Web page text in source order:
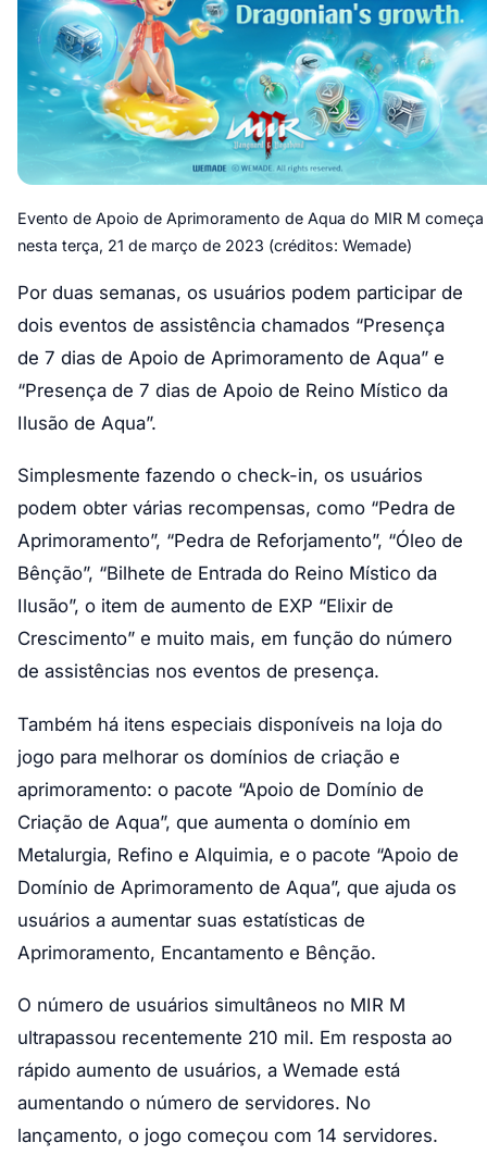
Evento de Apoio de Aprimoramento de Aqua do MIR M começa
nesta terça, 21 de março de 2023 (créditos: Wemade)
Por duas semanas, os usuários podem participar de
dois eventos de assistência chamados “Presença
de 7 dias de Apoio de Aprimoramento de Aqua” e
“Presença de 7 dias de Apoio de Reino Místico da
Ilusão de Aqua”.
Simplesmente fazendo o check-in, os usuários
podem obter várias recompensas, como “Pedra de
Aprimoramento”, “Pedra de Reforjamento”, “Óleo de
Bênção”, “Bilhete de Entrada do Reino Místico da
Ilusão”, o item de aumento de EXP “Elixir de
Crescimento” e muito mais, em função do número
de assistências nos eventos de presença.
Também há itens especiais disponíveis na loja do
jogo para melhorar os domínios de criação e
aprimoramento: o pacote “Apoio de Domínio de
Criação de Aqua”, que aumenta o domínio em
Metalurgia, Refino e Alquimia, e o pacote “Apoio de
Domínio de Aprimoramento de Aqua”, que ajuda os
usuários a aumentar suas estatísticas de
Aprimoramento, Encantamento e Bênção.
O número de usuários simultâneos no MIR M
ultrapassou recentemente 210 mil. Em resposta ao
rápido aumento de usuários, a Wemade está
aumentando o número de servidores. No
lançamento, o jogo começou com 14 servidores.